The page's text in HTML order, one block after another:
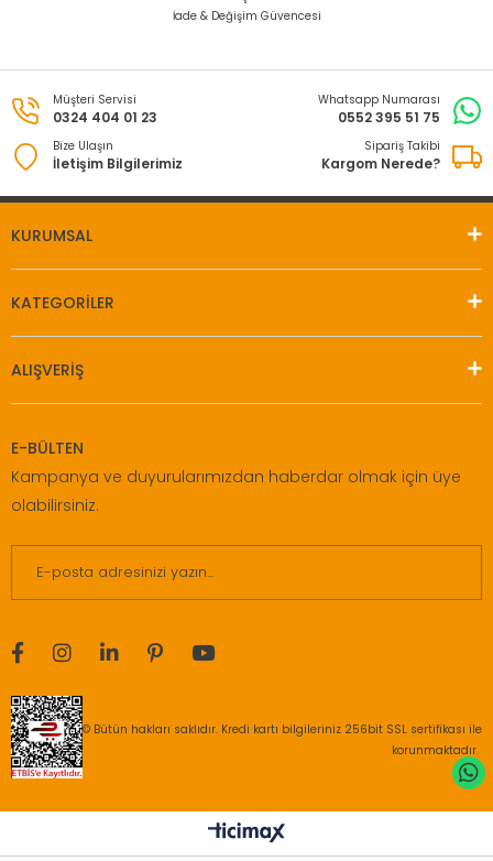
İade & Değişim Güvencesi
Müşteri Servisi
0324 404 01 23
Whatsapp Numarası
0552 395 51 75
Bize Ulaşın
İletişim Bilgilerimiz
Sipariş Takibi
Kargom Nerede?
KURUMSAL
KATEGORİLER
ALIŞVERİŞ
E-BÜLTEN
Kampanya ve duyurularımızdan haberdar olmak için üye
olabilirsiniz.
© Bütün hakları saklıdır. Kredi kartı bilgileriniz 256bit SSL sertifikası ile
korunmaktadır.